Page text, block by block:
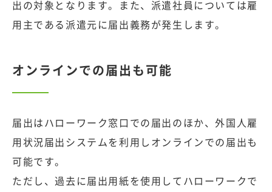
出の対象となります。また、派遣社員については雇
用主である派遣元に届出義務が発生します。
オンラインでの届出も可能
届出はハローワーク窓口での届出のほか、外国人雇
用状況届出システムを利用しオンラインでの届出も
可能です。
ただし、過去に届出用紙を使用してハローワークで